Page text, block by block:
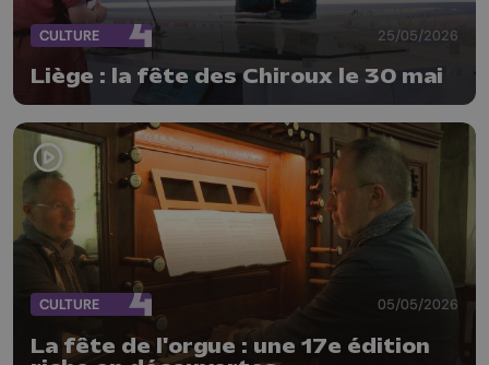
CULTURE 25/05/2026
Liège : la fête des Chiroux le 30 mai
CULTURE 05/05/2026
La fête de l'orgue : une 17e édition